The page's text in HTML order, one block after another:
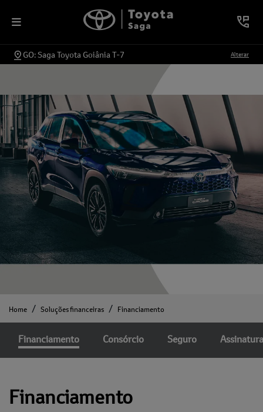
GO: Saga Toyota Goiânia T-7 Alterar
Home Soluções financeiras Financiamento
Consórcio
Financiamento Seguro Assinatura
Financiamento